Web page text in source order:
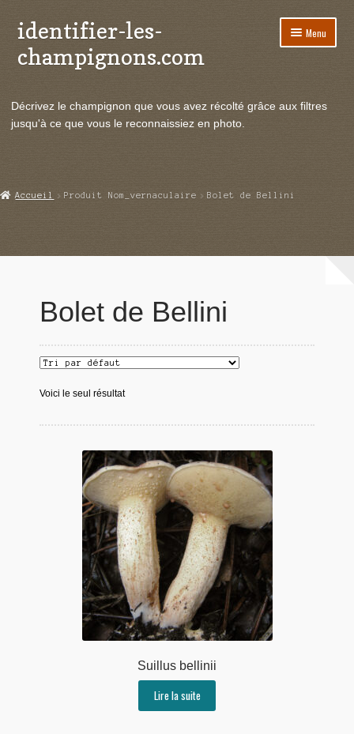
Aller
à
la
Aller
au
contenu
identifier-les-
champignons.com
Menu
le
Actualités
Echanges et contacts
Décrivez le champignon que vous avez récolté grâce aux filtres
jusqu'à ce que vous le reconnaissiez en photo.
Accueil Produit Nom_vernaculaire Bolet de Bellini
Bolet de Bellini
Voici le seul résultat
Suillus bellinii
Lire la suite